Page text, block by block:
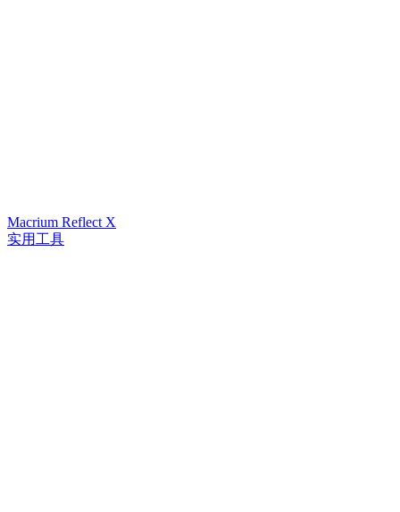
Macrium Reflect X
实用工具